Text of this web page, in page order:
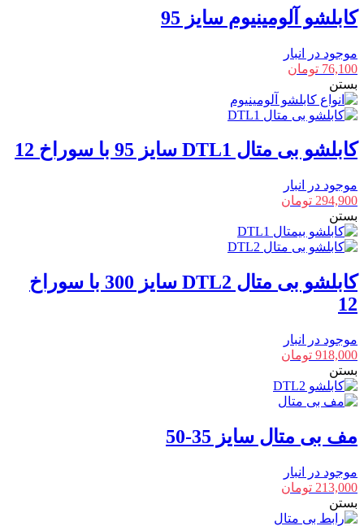
کابلشو آلومینیوم سایز 95
موجود در انبار
76,100 تومان
بستن
کابلشو بی متال DTL1 سایز 95 با سوراخ 12
موجود در انبار
294,900 تومان
بستن
کابلشو بی متال DTL2 سایز 300 با سوراخ
12
موجود در انبار
918,000 تومان
بستن
مف بی متال سایز 35-50
موجود در انبار
213,000 تومان
بستن